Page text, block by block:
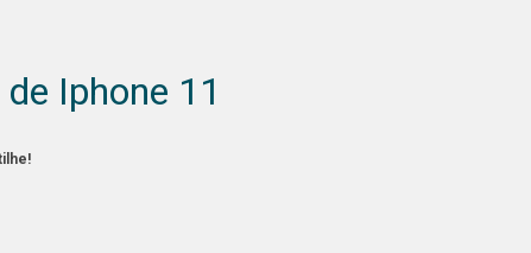
Iphone 11